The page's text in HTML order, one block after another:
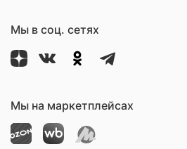
Мы в соц. сетях
Мы на маркетплейсах